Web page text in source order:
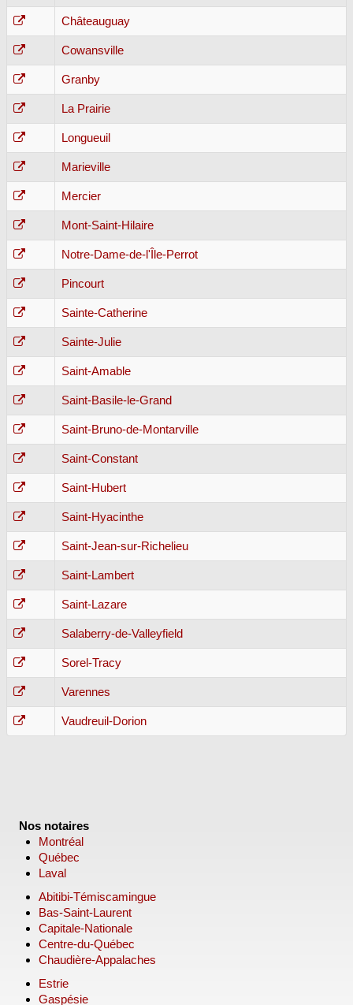
Châteauguay
Cowansville
Granby
La Prairie
Longueuil
Marieville
Mercier
Mont-Saint-Hilaire
Notre-Dame-de-l'Île-Perrot
Pincourt
Sainte-Catherine
Sainte-Julie
Saint-Amable
Saint-Basile-le-Grand
Saint-Bruno-de-Montarville
Saint-Constant
Saint-Hubert
Saint-Hyacinthe
Saint-Jean-sur-Richelieu
Saint-Lambert
Saint-Lazare
Salaberry-de-Valleyfield
Sorel-Tracy
Varennes
Vaudreuil-Dorion
Nos notaires
Montréal
Québec
Laval
Abitibi-Témiscamingue
Bas-Saint-Laurent
Capitale-Nationale
Centre-du-Québec
Chaudière-Appalaches
Estrie
Gaspésie